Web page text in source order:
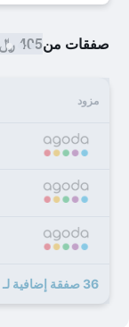
صفقات من405 ﷼
مزود
36 صفقة إضافية لـ مارك ميونيخ